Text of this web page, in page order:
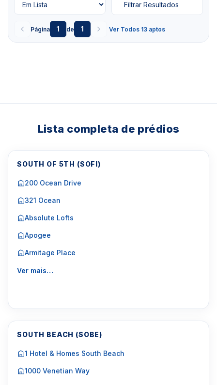
Página 1 de 1 Ver Todos 13 aptos
Filtrar Resultados
Lista completa de prédios
SOUTH OF 5TH (SOFI)
200 Ocean Drive
321 Ocean
Absolute Lofts
Apogee
Armitage Place
Ver mais…
SOUTH BEACH (SOBE)
1 Hotel & Homes South Beach
1000 Venetian Way